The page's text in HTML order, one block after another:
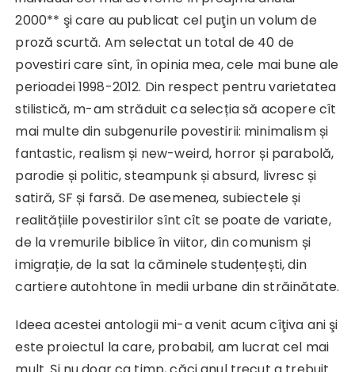
2000** şi care au publicat cel puţin un volum de
proză scurtă. Am selectat un total de 40 de
povestiri care sînt, în opinia mea, cele mai bune ale
perioadei 1998-2012. Din respect pentru varietatea
stilistică, m-am străduit ca selecția să acopere cît
mai multe din subgenurile povestirii: minimalism și
fantastic, realism și new-weird, horror și parabolă,
parodie și politic, steampunk și absurd, livresc și
satiră, SF și farsă. De asemenea, subiectele și
realitățiile povestirilor sînt cît se poate de variate,
de la vremurile biblice în viitor, din comunism și
imigrație, de la sat la căminele studențești, din
cartiere autohtone în medii urbane din străinătate.
Ideea acestei antologii mi-a venit acum cîţiva ani şi
este proiectul la care, probabil, am lucrat cel mai